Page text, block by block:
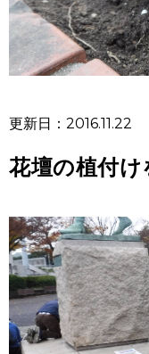
更新日：2016.11.22
花壇の植付け